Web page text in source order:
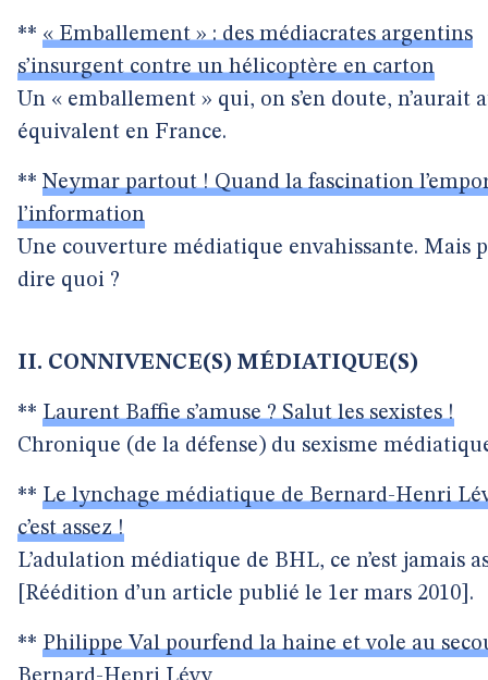
** « Emballement » : des médiacrates argentins
s’insurgent contre un hélicoptère en carton
Un « emballement » qui, on s’en doute, n’aurait
équivalent en France.
** Neymar partout ! Quand la fascination
l’information
Une couverture médiatique envahissante. Mais
dire quoi ?
II. CONNIVENCE(S) MÉDIATIQUE(S)
** Laurent Baffie s’amuse ? Salut les sexistes !
Chronique (de la défense) du sexisme
** Le lynchage médiatique de Bernard-Henri
c’est assez !
L’adulation médiatique de BHL, ce n’est jamais
[Réédition d’un article publié le 1er mars 2010].
** Philippe Val pourfend la haine et vole au